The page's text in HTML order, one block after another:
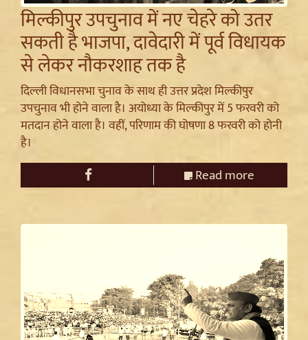
मिल्कीपुर उपचुनाव में नए चेहरे को उतर
सकती है भाजपा, दावेदारी में पूर्व विधायक
से लेकर नौकरशाह तक है
दिल्ली विधानसभा चुनाव के साथ ही उत्तर प्रदेश मिल्कीपुर
उपचुनाव भी होने वाला है। अयोध्या के मिल्कीपुर में 5 फरवरी को
मतदान होने वाला है। वहीं, परिणाम की घोषणा 8 फरवरी को होनी
है।
Read more